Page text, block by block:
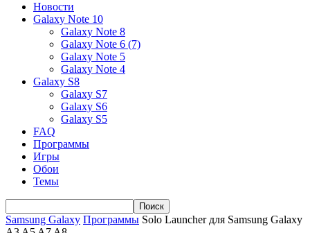
Новости
Galaxy Note 10
Galaxy Note 8
Galaxy Note 6 (7)
Galaxy Note 5
Galaxy Note 4
Galaxy S8
Galaxy S7
Galaxy S6
Galaxy S5
FAQ
Программы
Игры
Обои
Темы
Samsung Galaxy Программы Solo Launcher для Samsung Galaxy